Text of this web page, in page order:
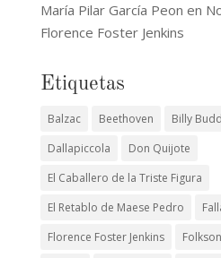
María Pilar García Peon en
Florence Foster Jenkins
Etiquetas
Balzac Beethoven Billy Budd
Dallapiccola
Don Quijote
El Caballero de la Triste Figura
El Retablo de Maese Pedro
Florence Foster Jenkins